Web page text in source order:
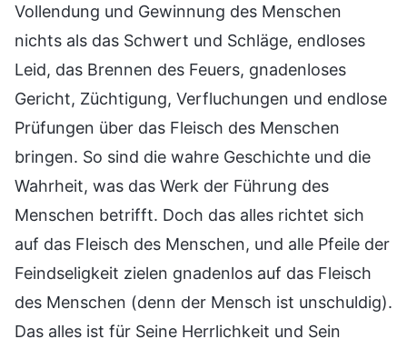
Vollendung und Gewinnung des Menschen
nichts als das Schwert und Schläge, endloses
Leid, das Brennen des Feuers, gnadenloses
Gericht, Züchtigung, Verfluchungen und endlose
Prüfungen über das Fleisch des Menschen
bringen. So sind die wahre Geschichte und die
Wahrheit, was das Werk der Führung des
Menschen betrifft. Doch das alles richtet sich
auf das Fleisch des Menschen, und alle Pfeile der
Feindseligkeit zielen gnadenlos auf das Fleisch
des Menschen (denn der Mensch ist unschuldig).
Das alles ist für Seine Herrlichkeit und Sein